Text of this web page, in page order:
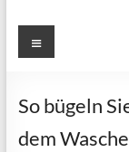
Menü
So bügeln
dem